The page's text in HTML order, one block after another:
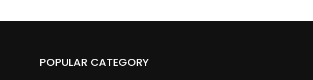
POPULAR CATEGORY